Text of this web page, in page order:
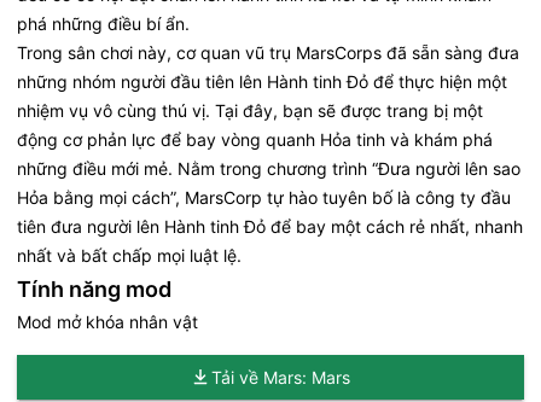
phá những điều bí ẩn.
Trong sân chơi này, cơ quan vũ trụ MarsCorps đã sẵn sàng đưa
những nhóm người đầu tiên lên Hành tinh Đỏ để thực hiện một
nhiệm vụ vô cùng thú vị. Tại đây, bạn sẽ được trang bị một
động cơ phản lực để bay vòng quanh Hỏa tinh và khám phá
những điều mới mẻ. Nằm trong chương trình “Đưa người lên sao
Hỏa bằng mọi cách”, MarsCorp tự hào tuyên bố là công ty đầu
tiên đưa người lên Hành tinh Đỏ để bay một cách rẻ nhất, nhanh
nhất và bất chấp mọi luật lệ.
Tính năng mod
Mod mở khóa nhân vật
Tải về Mars: Mars